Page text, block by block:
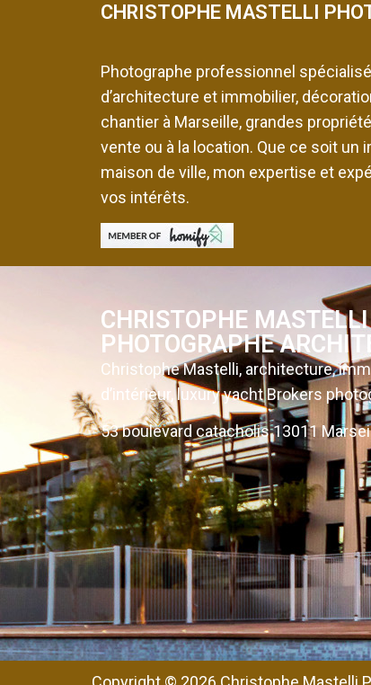
CHRISTOPHE MASTELLI
Photographe professionnel
d’architecture et immobilier,
chantier à Marseille, grandes
vente ou à la location. Que ce soit un
maison de ville, mon expertise et
vos intérêts.
CHRISTOPHE MASTELLI
PHOTOGRAPHE
Christophe Mastelli, architecture,
d’intérieur, luxury yacht Brokers
53 boulevard catacholis 13011